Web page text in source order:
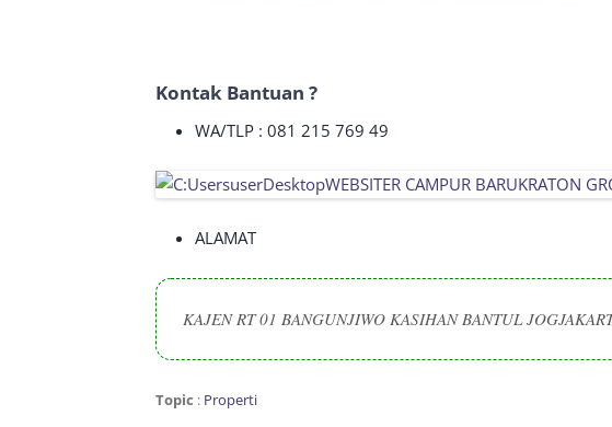
Kontak Bantuan ?
WA/TLP : 081 215 769 49
ALAMAT
KAJEN RT 01 BANGUNJIWO KASIHAN BANTUL
Topic : Properti